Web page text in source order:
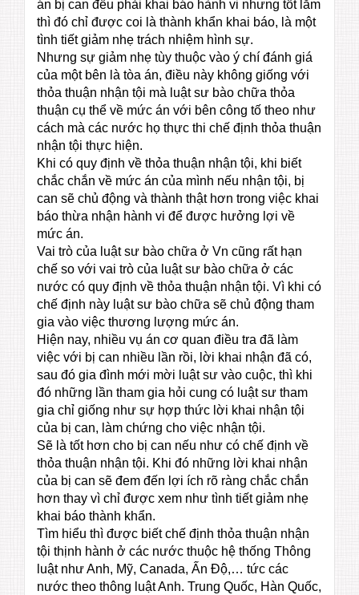
án bị can đều phải khai báo hành vi nhưng tốt lắm
thì đó chỉ được coi là thành khẩn khai báo, là một
tình tiết giảm nhẹ trách nhiệm hình sự.
Nhưng sự giảm nhẹ tùy thuộc vào ý chí đánh giá
của một bên là tòa án, điều này không giống với
thỏa thuận nhận tội mà luật sư bào chữa thỏa
thuận cụ thể về mức án với bên công tố theo như
cách mà các nước họ thực thi chế định thỏa thuận
nhận tội thực hiện.
Khi có quy định về thỏa thuận nhận tội, khi biết
chắc chắn về mức án của mình nếu nhận tội, bị
can sẽ chủ động và thành thật hơn trong việc khai
báo thừa nhận hành vi để được hưởng lợi về
mức án.
Vai trò của luật sư bào chữa ở Vn cũng rất hạn
chế so với vai trò của luật sư bào chữa ở các
nước có quy định về thỏa thuận nhận tội. Vì khi có
chế định này luật sư bào chữa sẽ chủ động tham
gia vào việc thương lượng mức án.
Hiện nay, nhiều vụ án cơ quan điều tra đã làm
việc với bị can nhiều lần rồi, lời khai nhận đã có,
sau đó gia đình mới mời luật sư vào cuộc, thì khi
đó những lần tham gia hỏi cung có luật sư tham
gia chỉ giống như sự hợp thức lời khai nhận tội
của bị can, làm chứng cho việc nhận tội.
Sẽ là tốt hơn cho bị can nếu như có chế định về
thỏa thuận nhận tội. Khi đó những lời khai nhận
của bị can sẽ đem đến lợi ích rõ ràng chắc chắn
hơn thay vì chỉ được xem như tình tiết giảm nhẹ
khai báo thành khẩn.
Tìm hiểu thì được biết chế định thỏa thuận nhận
tội thịnh hành ở các nước thuộc hệ thống Thông
luật như Anh, Mỹ, Canada, Ấn Độ,… tức các
nước theo thông luật Anh. Trung Quốc, Hàn Quốc,